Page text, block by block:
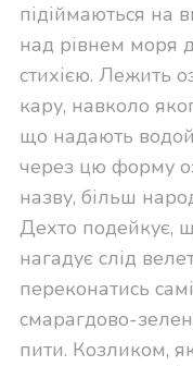
підіймаються на
над рівнем моря
стихією. Лежить
кару, навколо
що надають
через цю форму
назву, більш
Дехто подейкує,
нагадує слід
переконатись
смарагдово-
пити. Козликом,